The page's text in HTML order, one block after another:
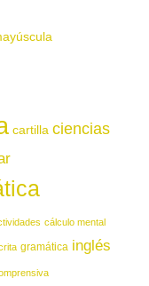
cartilla ciencias
cálculo mental
gramática inglés